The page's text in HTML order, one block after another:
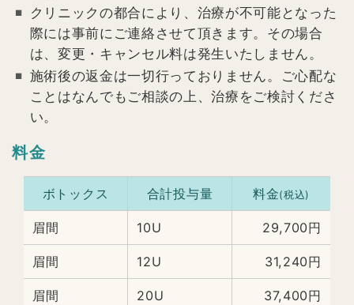
クリニックの都合により、治療が不可能となった
際には事前にご連絡させて頂きます。その場合
は、変更・キャンセル料は発生いたしません。
施術後の返金は一切行っておりません。ご心配な
ことはなんでもご相談の上、治療をご検討くださ
い。
料金
ボトックス 合計投与量 料金(税込)
眉間 10U 29,700円
眉間 12U 31,240円
眉間 20U 37,400円